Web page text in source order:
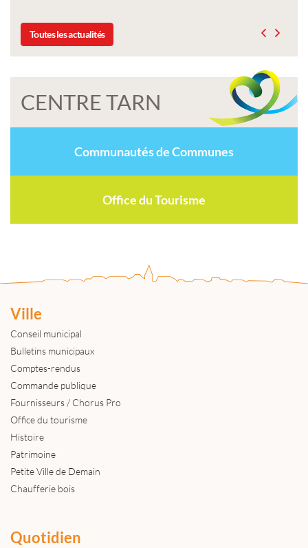
Toutes les actualités
CENTRE TARN
Communautés de Communes
Office du Tourisme
Ville
Conseil municipal
Bulletins municipaux
Comptes-rendus
Commande publique
Fournisseurs / Chorus Pro
Office du tourisme
Histoire
Patrimoine
Petite Ville de Demain
Chaufferie bois
Quotidien